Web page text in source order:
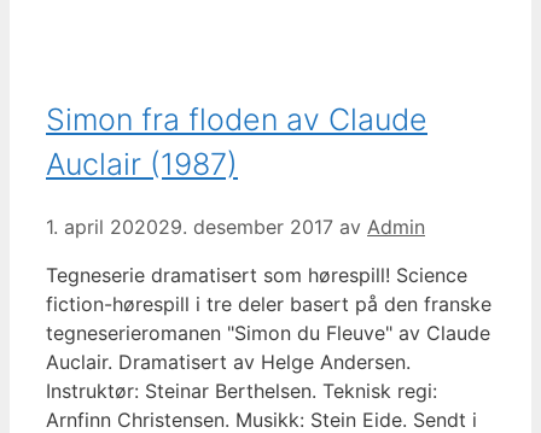
Simon fra floden av Claude
Auclair (1987)
1. april 202029. desember 2017 av Admin
Tegneserie dramatisert som hørespill! Science
fiction-hørespill i tre deler basert på den franske
tegneserieromanen "Simon du Fleuve" av Claude
Auclair. Dramatisert av Helge Andersen.
Instruktør: Steinar Berthelsen. Teknisk regi:
Arnfinn Christensen. Musikk: Stein Eide. Sendt i